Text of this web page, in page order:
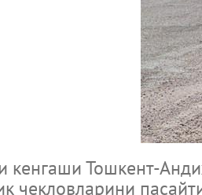
кенгаши Тошкент-
чекловларини